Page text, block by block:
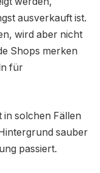
ausverkauft ist.
wird aber nicht
Shops merken
für
in solchen Fällen
sauber
passiert.